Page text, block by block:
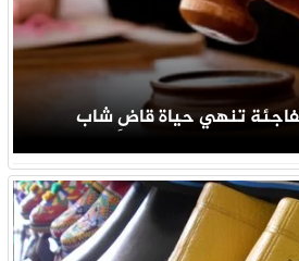
تنهي حياة قاضِ شاب